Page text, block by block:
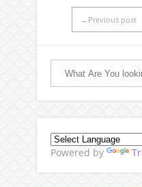
←Previous post
Powered by